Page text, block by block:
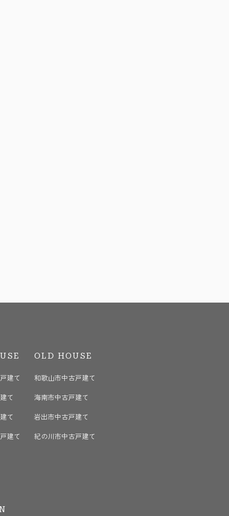
建て
て
て
建て
OLD HOUSE
和歌山市中古戸建て
海南市中古戸建て
岩出市中古戸建て
紀の川市中古戸建て